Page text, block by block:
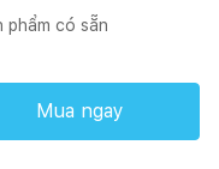
phẩm có sẵn
Mua ngay